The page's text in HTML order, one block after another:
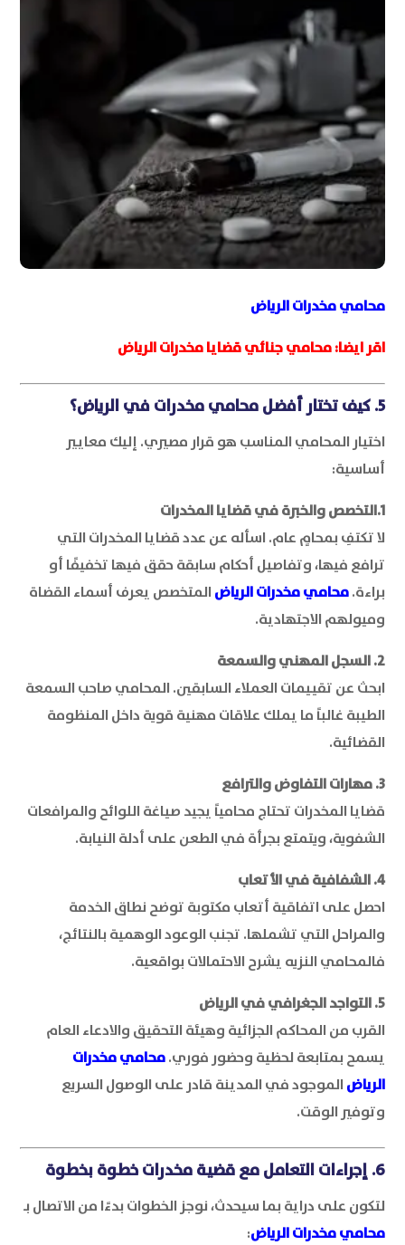
محامي مخدرات الرياض
اقر ايضا:محامي جنائي قضايا مخدرات الرياض
5. كيف تختار أفضل محامي مخدرات في الرياض؟
اختيار المحامي المناسب هو قرار مصيري. إليك معايير
أساسية:
1.التخصص والخبرة في قضايا المخدرات
لا تكتفِ بمحامٍ عام. اسأله عن عدد قضايا المخدرات التي
ترافع فيها، وتفاصيل أحكام سابقة حقق فيها تخفيفًا أو
براءة.محامي مخدرات الرياض المتخصص يعرف أسماء القضاة
وميولهم الاجتهادية.
2. السجل المهني والسمعة
ابحث عن تقييمات العملاء السابقين. المحامي صاحب السمعة
الطيبة غالباً ما يملك علاقات مهنية قوية داخل المنظومة
القضائية.
3. مهارات التفاوض والترافع
قضايا المخدرات تحتاج محامياً يجيد صياغة اللوائح والمرافعات
الشفوية، ويتمتع بجرأة في الطعن على أدلة النيابة.
4. الشفافية في الأتعاب
احصل على اتفاقية أتعاب مكتوبة توضح نطاق الخدمة
والمراحل التي تشملها. تجنب الوعود الوهمية بالنتائج،
فالمحامي النزيه يشرح الاحتمالات بواقعية.
5. التواجد الجغرافي في الرياض
القرب من المحاكم الجزائية وهيئة التحقيق والادعاء العام
يسمح بمتابعة لحظية وحضور فوري.محامي مخدرات
الرياض الموجود في المدينة قادر على الوصول السريع
وتوفير الوقت.
6. إجراءات التعامل مع قضية مخدرات خطوة بخطوة
لتكون على دراية بما سيحدث، نوجز الخطوات بدءًا من الاتصال بـ
محامي مخدرات الرياض: